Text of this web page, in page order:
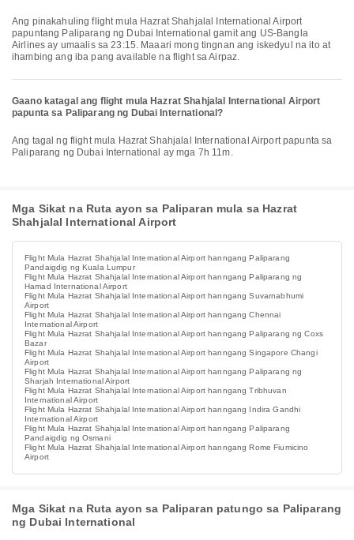
Ang pinakahuling flight mula Hazrat Shahjalal International Airport
papuntang Paliparang ng Dubai International gamit ang US-Bangla
Airlines ay umaalis sa 23:15. Maaari mong tingnan ang iskedyul na ito at
ihambing ang iba pang available na flight sa Airpaz.
Gaano katagal ang flight mula Hazrat Shahjalal International Airport
papunta sa Paliparang ng Dubai International?
Ang tagal ng flight mula Hazrat Shahjalal International Airport papunta sa
Paliparang ng Dubai International ay mga 7h 11m.
Mga Sikat na Ruta ayon sa Paliparan mula sa Hazrat
Shahjalal International Airport
Flight Mula Hazrat Shahjalal International Airport hanngang Paliparang
Pandaigdig ng Kuala Lumpur
Flight Mula Hazrat Shahjalal International Airport hanngang Paliparang ng
Hamad International Airport
Flight Mula Hazrat Shahjalal International Airport hanngang Suvarnabhumi
Airport
Flight Mula Hazrat Shahjalal International Airport hanngang Chennai
International Airport
Flight Mula Hazrat Shahjalal International Airport hanngang Paliparang ng Coxs
Bazar
Flight Mula Hazrat Shahjalal International Airport hanngang Singapore Changi
Airport
Flight Mula Hazrat Shahjalal International Airport hanngang Paliparang ng
Sharjah International Airport
Flight Mula Hazrat Shahjalal International Airport hanngang Tribhuvan
International Airport
Flight Mula Hazrat Shahjalal International Airport hanngang Indira Gandhi
International Airport
Flight Mula Hazrat Shahjalal International Airport hanngang Paliparang
Pandaigdig ng Osmani
Flight Mula Hazrat Shahjalal International Airport hanngang Rome Fiumicino
Airport
Mga Sikat na Ruta ayon sa Paliparan patungo sa Paliparang
ng Dubai International